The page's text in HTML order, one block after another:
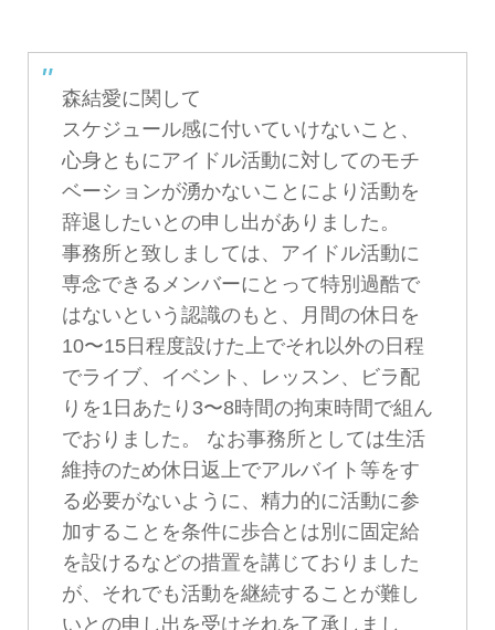
森結愛に関して
スケジュール感に付いていけないこと、
心身ともにアイドル活動に対してのモチ
ベーションが湧かないことにより活動を
辞退したいとの申し出がありました。
事務所と致しましては、アイドル活動に
専念できるメンバーにとって特別過酷で
はないという認識のもと、月間の休日を
10〜15日程度設けた上でそれ以外の日程
でライブ、イベント、レッスン、ビラ配
りを1日あたり3〜8時間の拘束時間で組ん
でおりました。 なお事務所としては生活
維持のため休日返上でアルバイト等をす
る必要がないように、精力的に活動に参
加することを条件に歩合とは別に固定給
を設けるなどの措置を講じておりました
が、それでも活動を継続することが難し
いとの申し出を受けそれを了承しまし